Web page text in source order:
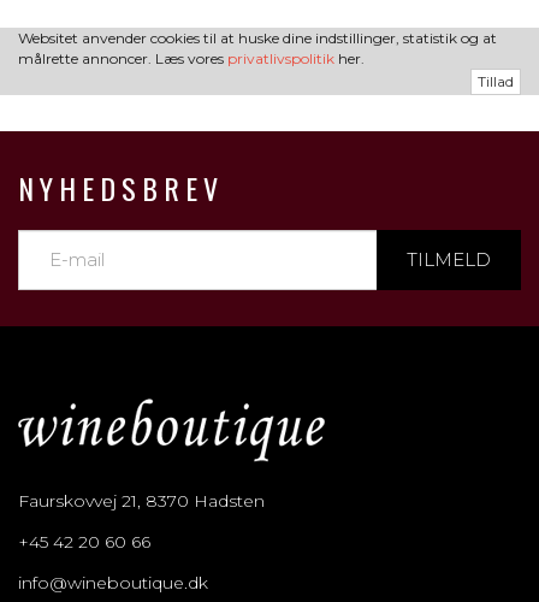
Websitet anvender cookies til at huske dine indstillinger, statistik og at
målrette annoncer. Læs vores privatlivspolitik her.
Tillad
NYHEDSBREV
TILMELD
Faurskovvej 21, 8370 Hadsten
+45 42 20 60 66
info@wineboutique.dk